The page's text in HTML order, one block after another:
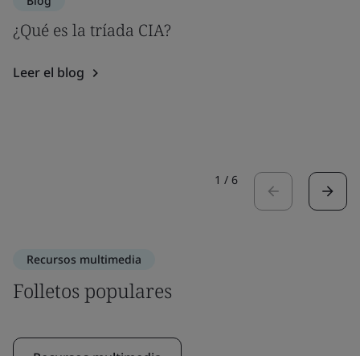
¿Qué es la tríada CIA?
Leer el blog
1 / 6
Recursos multimedia
Folletos populares